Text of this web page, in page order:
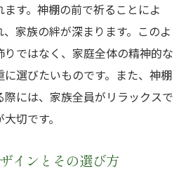
す。神棚の前で祈ることによ
家族の絆が深まります。このよ
りではなく、家庭全体の精神的な
選びたいものです。また、神棚
には、家族全員がリラックスで
切です。
インとその選び方